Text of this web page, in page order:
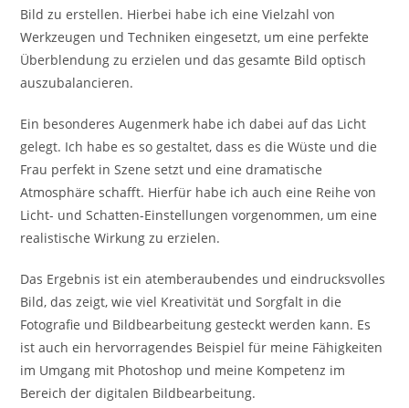
Bild zu erstellen. Hierbei habe ich eine Vielzahl von
Werkzeugen und Techniken eingesetzt, um eine perfekte
Überblendung zu erzielen und das gesamte Bild optisch
auszubalancieren.
Ein besonderes Augenmerk habe ich dabei auf das Licht
gelegt. Ich habe es so gestaltet, dass es die Wüste und die
Frau perfekt in Szene setzt und eine dramatische
Atmosphäre schafft. Hierfür habe ich auch eine Reihe von
Licht- und Schatten-Einstellungen vorgenommen, um eine
realistische Wirkung zu erzielen.
Das Ergebnis ist ein atemberaubendes und eindrucksvolles
Bild, das zeigt, wie viel Kreativität und Sorgfalt in die
Fotografie und Bildbearbeitung gesteckt werden kann. Es
ist auch ein hervorragendes Beispiel für meine Fähigkeiten
im Umgang mit Photoshop und meine Kompetenz im
Bereich der digitalen Bildbearbeitung.